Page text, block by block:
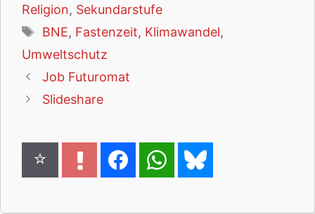
Religion, Sekundarstufe
Schlagwörter
BNE, Fastenzeit, Klimawandel,
Umweltschutz
Job Futuromat
Slideshare